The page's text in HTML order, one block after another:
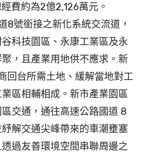
費約為2億2,126萬元。
號銜接之新化系統交流道，
科技園區、永康工業區及永
，且產業用地供不應求。新
回台所需土地、緩解當地對工
區相輔相成。新市產業園區
交通，通往高速公路國道 8
解交通尖峰帶來的車潮壅塞
過友善環境空間串聯周邊之